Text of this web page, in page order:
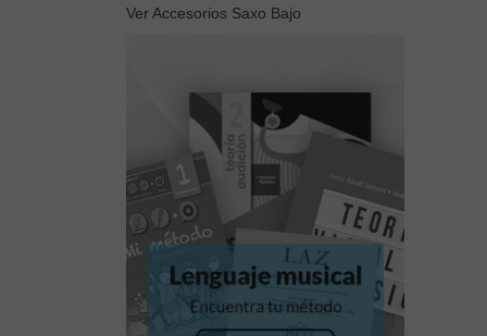
Ver Accesorios Saxo Bajo